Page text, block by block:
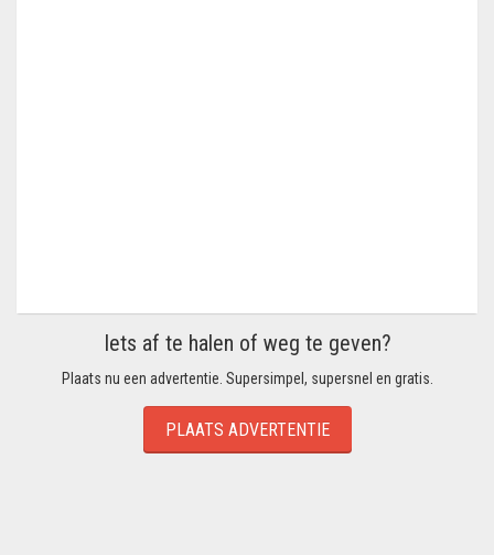
Iets af te halen of weg te geven?
Plaats nu een advertentie. Supersimpel, supersnel en gratis.
PLAATS ADVERTENTIE